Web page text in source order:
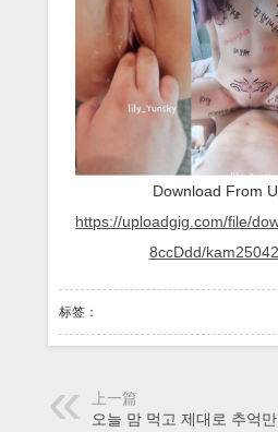
스
Download From
https://uploadgig.com/file/
8ccDdd/
标签：
上一篇
오늘 맘 먹고 제대로 추억